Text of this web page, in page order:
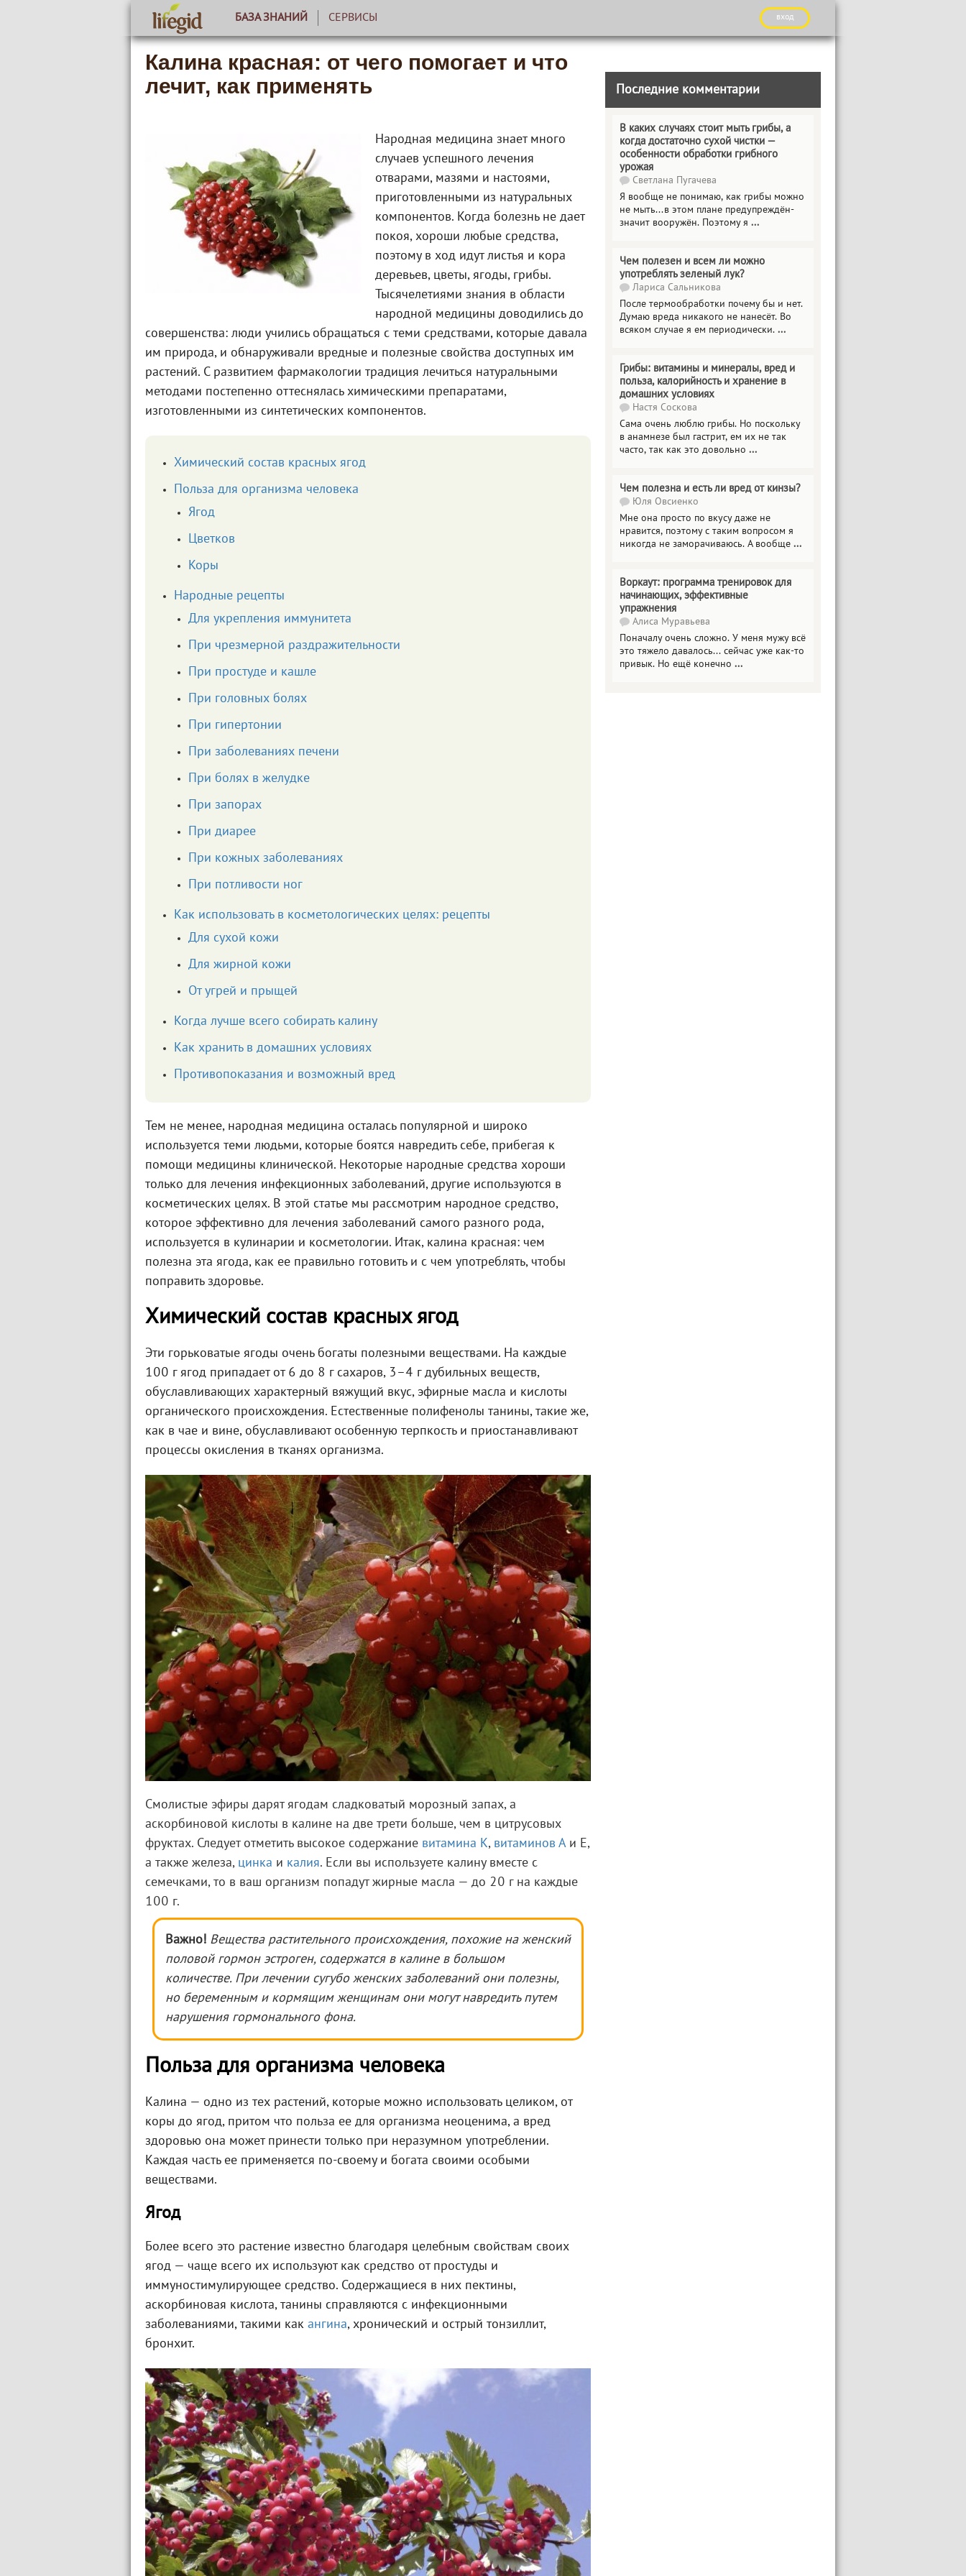
БАЗА ЗНАНИЙ СЕРВИСЫ вход
Калина красная: от чего помогает и что
лечит, как применять
Народная медицина знает много
случаев успешного лечения
отварами, мазями и настоями,
приготовленными из натуральных
компонентов. Когда болезнь не дает
покоя, хороши любые средства,
поэтому в ход идут листья и кора
деревьев, цветы, ягоды, грибы.
Тысячелетиями знания в области
народной медицины доводились до
совершенства: люди учились обращаться с теми средствами, которые давала
им природа, и обнаруживали вредные и полезные свойства доступных им
растений. С развитием фармакологии традиция лечиться натуральными
методами постепенно оттеснялась химическими препаратами,
изготовленными из синтетических компонентов.
Химический состав красных ягод
Польза для организма человека
Ягод
Цветков
Коры
Народные рецепты
Для укрепления иммунитета
При чрезмерной раздражительности
При простуде и кашле
При головных болях
При гипертонии
При заболеваниях печени
При болях в желудке
При запорах
При диарее
При кожных заболеваниях
При потливости ног
Как использовать в косметологических целях: рецепты
Для сухой кожи
Для жирной кожи
От угрей и прыщей
Когда лучше всего собирать калину
Как хранить в домашних условиях
Противопоказания и возможный вред
Тем не менее, народная медицина осталась популярной и широко
используется теми людьми, которые боятся навредить себе, прибегая к
помощи медицины клинической. Некоторые народные средства хороши
только для лечения инфекционных заболеваний, другие используются в
косметических целях. В этой статье мы рассмотрим народное средство,
которое эффективно для лечения заболеваний самого разного рода,
используется в кулинарии и косметологии. Итак, калина красная: чем
полезна эта ягода, как ее правильно готовить и с чем употреблять, чтобы
поправить здоровье.
Химический состав красных ягод
Эти горьковатые ягоды очень богаты полезными веществами. На каждые
100 г ягод припадает от 6 до 8 г сахаров, 3–4 г дубильных веществ,
обуславливающих характерный вяжущий вкус, эфирные масла и кислоты
органического происхождения. Естественные полифенолы танины, такие же,
как в чае и вине, обуславливают особенную терпкость и приостанавливают
процессы окисления в тканях организма.
Смолистые эфиры дарят ягодам сладковатый морозный запах, а
аскорбиновой кислоты в калине на две трети больше, чем в цитрусовых
фруктах. Следует отметить высокое содержание витамина К, витаминов Аи Е,
а также железа, цинка и калия. Если вы используете калину вместе с
семечками, то в ваш организм попадут жирные масла — до 20 г на каждые
100 г.
Важно! Вещества растительного происхождения, похожие на женский
половой гормон эстроген, содержатся в калине в большом
количестве. При лечении сугубо женских заболеваний они полезны,
но беременным и кормящим женщинам они могут навредить путем
нарушения гормонального фона.
Польза для организма человека
Калина — одно из тех растений, которые можно использовать целиком, от
коры до ягод, притом что польза ее для организма неоценима, а вред
здоровью она может принести только при неразумном употреблении.
Каждая часть ее применяется по-своему и богата своими особыми
веществами.
Ягод
Более всего это растение известно благодаря целебным свойствам своих
ягод — чаще всего их используют как средство от простуды и
иммуностимулирующее средство. Содержащиеся в них пектины,
аскорбиновая кислота, танины справляются с инфекционными
заболеваниями, такими как ангина, хронический и острый тонзиллит,
бронхит.
Последние комментарии
В каких случаях стоит мыть грибы, а
когда достаточно сухой чистки —
особенности обработки грибного
урожая
Светлана Пугачева
Я вообще не понимаю, как грибы можно
не мыть...в этом плане предупреждён-
значит вооружён. Поэтому я ...
Чем полезен и всем ли можно
употреблять зеленый лук?
Лариса Сальникова
После термообработки почему бы и нет.
Думаю вреда никакого не нанесёт. Во
всяком случае я ем периодически. ...
Грибы: витамины и минералы, вред и
польза, калорийность и хранение в
домашних условиях
Настя Соскова
Сама очень люблю грибы. Но поскольку
в анамнезе был гастрит, ем их не так
часто, так как это довольно ...
Чем полезна и есть ли вред от кинзы?
Юля Овсиенко
Мне она просто по вкусу даже не
нравится, поэтому с таким вопросом я
никогда не заморачиваюсь. А вообще ...
Воркаут: программа тренировок для
начинающих, эффективные
упражнения
Алиса Муравьева
Поначалу очень сложно. У меня мужу всё
это тяжело давалось... сейчас уже как-то
привык. Но ещё конечно ...